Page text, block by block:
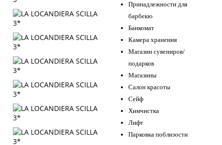
Принадлежности для
барбекю
Банкомат
Камера хранения
Магазин сувениров/
подарков
Магазины
Салон красоты
Сейф
Химчистка
Лифт
Парковка поблизости